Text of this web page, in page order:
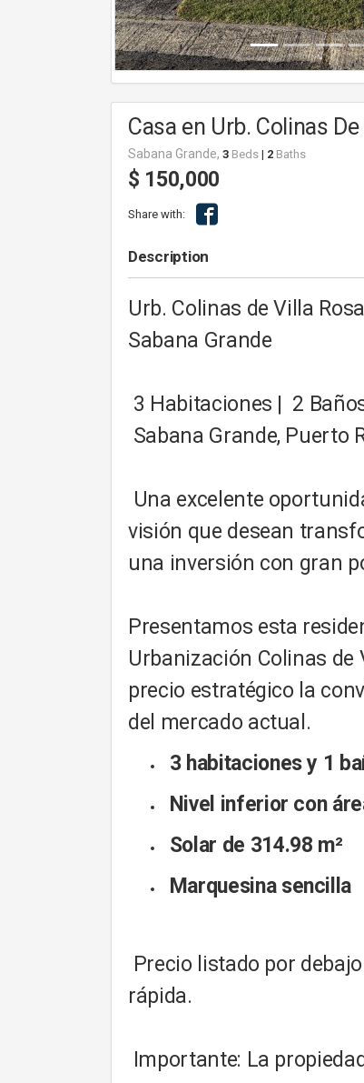
Casa en Urb. Colinas
Sabana Grande, 3 Beds | 2 Baths
$ 150,000
Share with:
Description
Urb. Colinas de Villa
Sabana Grande
3 Habitaciones | 2
Sabana Grande, Puerto
Una excelente
visión que desean
una inversión con gran
Presentamos esta
Urbanización Colinas
precio estratégico la
del mercado actual.
3 habitaciones y 1
Nivel inferior con
Solar de 314.98 m²
Marquesina sencilla
Precio listado por
rápida.
Importante: La